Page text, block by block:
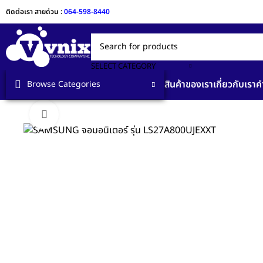
ติดต่อเรา สายด่วน :064-598-8440
SELECT CATEGORY
Browse Categories สินค้าของเราเกี่ยวกับเรา